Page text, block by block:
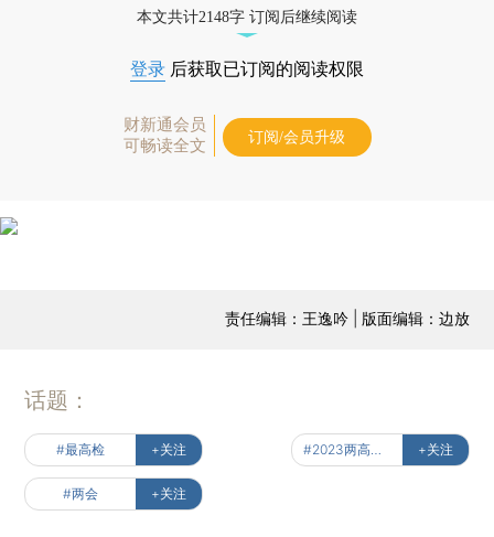
本文共计2148字 订阅后继续阅读
登录 后获取已订阅的阅读权限
财新通会员
可畅读全文
订阅/会员升级
责任编辑：王逸吟 | 版面编辑：边放
话题：
#最高检 +关注 #2023两高报告 +关注
#两会 +关注